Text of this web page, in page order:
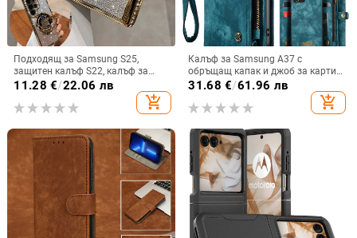
Подходящ за Samsung S25,
защитен калъф S22, калъф за
мобилен телефон Edge Drill, S24,
прозрачен магнитен държач със
стрази A56, брокат против
11.28 €/22.06 лв
add_shopping_cart
Калъф за Samsung A37 с
обръщащ капак и джоб за карти,
защита от падане, A16 джоб за
магнитно затваряне
31.68 €/61.96 лв
add_shopping_cart